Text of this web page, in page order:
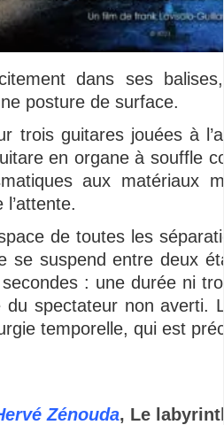
dans ses
posture de surface.
trois guitares jouées à
en organe à souffle
aux matériaux
de toutes les
se suspend entre deux
: une durée ni
spectateur non averti.
temporelle, qui est
Zénouda, Le